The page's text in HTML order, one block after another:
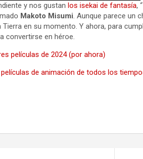
y nos gustanlos isekai de fantasía,
Makoto Misumi. Aunque parece un
en su momento. Y ahora, para
convertirse en héroe.
películas de 2024 (por ahora)
de animación de todos los